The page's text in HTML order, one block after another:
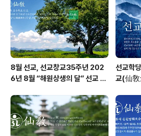
gyo.kr/notice [仙敎] 선교 공지ㅣ선교 仙敎선교
선교창교 34년, 선교 창교주, 취정원사, 음력 개천절,
대제, 한민족 고유종교 선교,..
8월 선교, 선교창교35주년 202
6년 8월 “해원상생의 달” 선교 법
선교학당,
교(仙敎